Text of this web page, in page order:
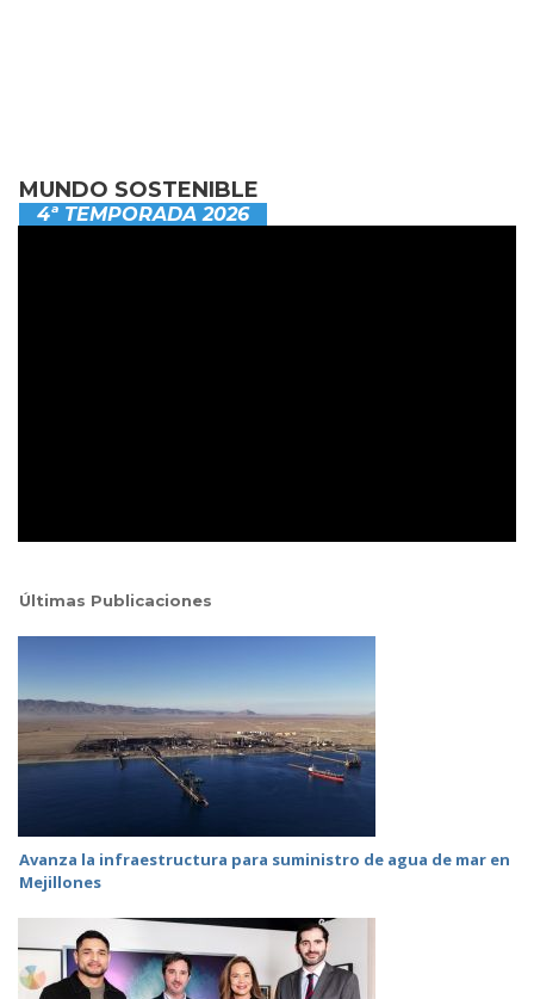
MUNDO SOSTENIBLE
4ª TEMPORADA 2026
Últimas Publicaciones
Avanza la infraestructura para suministro de agua de mar en
Mejillones